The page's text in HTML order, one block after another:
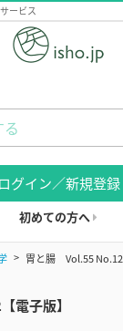
ービス
ログイン／新規登録
初めての方へ
胃と腸 Vol.55 No.12
電子版】